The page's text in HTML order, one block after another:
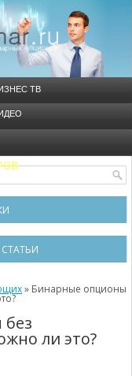
ТВ
брокеров
трейдинге
» Бинарные опционы
ли это?